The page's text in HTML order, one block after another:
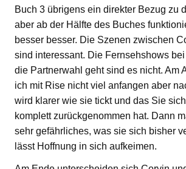
Buch 3 übrigens ein direkter Bezug zu
aber ab der Hälfte des Buches
besser besser. Die Szenen zwischen
sind interessant. Die Fernsehshows
die Partnerwahl geht sind es nicht. Am
ich mit Rise nicht viel anfangen aber
wird klarer wie sie tickt und das Sie
komplett zurückgenommen hat. Dann
sehr gefährliches, was sie sich bisher
lässt Hoffnung in sich aufkeimen.